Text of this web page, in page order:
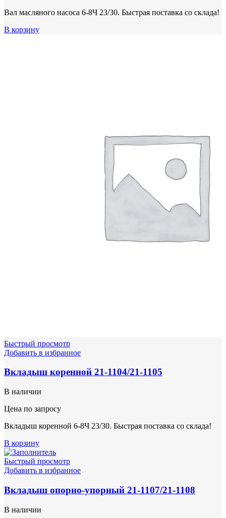
Вал масляного насоса 6-8Ч 23/30. Быстрая поставка со склада!
В корзину
Быстрый просмотр
Добавить в избранное
Вкладыш коренной 21-1104/21-1105
В наличии
Цена по запросу
Вкладыш коренной 6-8Ч 23/30. Быстрая поставка со склада!
В корзину
Быстрый просмотр
Добавить в избранное
Вкладыш опорно-упорный 21-1107/21-1108
В наличии